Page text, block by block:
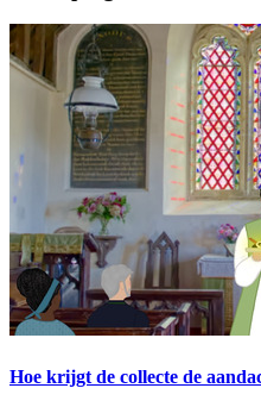
Hoe krijgt de collecte de